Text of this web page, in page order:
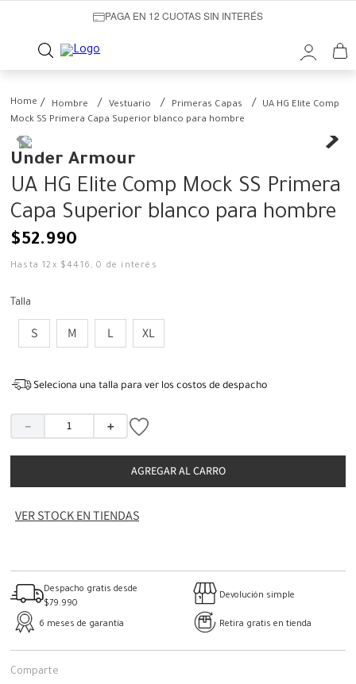
PAGA EN 12 CUOTAS SIN INTERÉS
Hombre Vestuario Primeras Capas
UA HG Elite Comp
Mock SS Primera Capa Superior blanco para hombre
Under Armour
UA HG Elite Comp Mock SS Primera
Capa Superior blanco para hombre
$52.990
Hasta12 x $4416 ,0 de interés
Talla
S M L XL
Seleciona una talla para ver los costos de despacho
＋
－
AGREGAR AL CARRO
VER STOCK EN TIENDAS
Despacho gratis desde
$79.990
Devolución simple
6 meses de garantía Retira gratis en tienda
Comparte